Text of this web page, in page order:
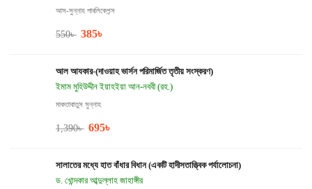
আস-সুন্নাহ পাবলিকেশন্স
550৳ 385৳
আল আযকার-(দাওয়াহ ভার্সন পরিমার্জিত তৃতীয় সংস্করণ)
ইমাম মুহিউদ্দীন ইয়াহইয়া আন-নববী (রহ.)
মাকতাবাতুস সুন্নাহ
1,390৳ 695৳
সালাতের মধ্যে হাত বাঁধার বিধান (একটি হাদীসতাত্ত্বিক পর্যালোচনা)
ড. খোন্দকার আব্দুল্লাহ জাহাঙ্গীর